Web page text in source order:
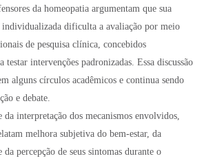
da homeopatia argumentam que sua
individualizada dificulta a avaliação por meio
de pesquisa clínica, concebidos
testar intervenções padronizadas. Essa discussão
alguns círculos acadêmicos e continua sendo
e debate.
da interpretação dos mecanismos envolvidos,
melhora subjetiva do bem-estar, da
percepção de seus sintomas durante o